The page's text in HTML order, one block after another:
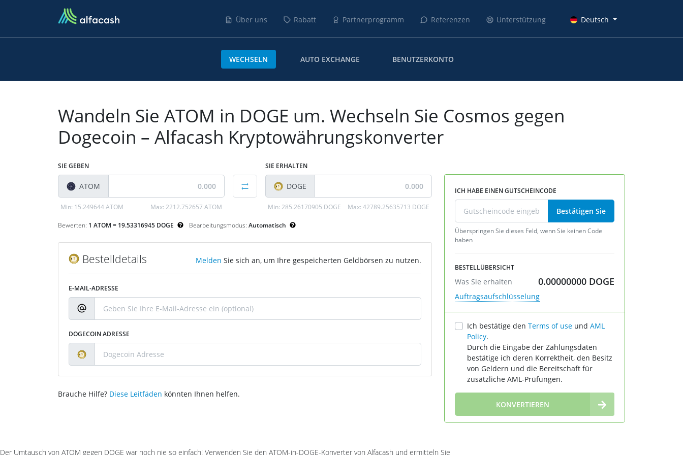
Über uns Rabatt Partnerprogramm Referenzen Unterstützung Deutsch
WECHSELN AUTO EXCHANGE BENUTZERKONTO
Wandeln Sie ATOM in DOGE um. Wechseln Sie Cosmos gegen
Dogecoin – Alfacash Kryptowährungskonverter
SIE GEBEN
ATOM
Min: 15.249644 ATOM Max:2212.752657 ATOM
SIE ERHALTEN
DOGE
Min: 285.26170905 DOGE Max:42789.25635713 DOGE
Bewerten: 1 ATOM = 19.53316945 DOGE Bearbeitungsmodus: Automatisch
Bestelldetails Melden Sie sich an, um Ihre gespeicherten Geldbörsen zu nutzen.
E-MAIL-ADRESSE
DOGECOIN ADRESSE
Brauche Hilfe? Diese Leitfäden könnten Ihnen helfen.
ICH HABE EINEN GUTSCHEINCODE
Bestätigen Sie
Überspringen Sie dieses Feld, wenn Sie keinen Code
haben
BESTELLÜBERSICHT
Was Sie erhalten 0.00000000 DOGE
Auftragsaufschlüsselung
Ich bestätige den Terms of use und AML
Policy.
Durch die Eingabe der Zahlungsdaten
bestätige ich deren Korrektheit, den Besitz
von Geldern und die Bereitschaft für
zusätzliche AML-Prüfungen.
KONVERTIEREN
Der Umtausch von ATOM gegen DOGE war noch nie so einfach! Verwenden Sie den ATOM-in-DOGE-Konverter von Alfacash und ermitteln Sie